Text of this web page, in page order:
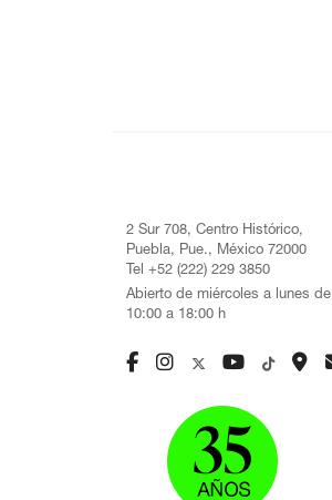
2 Sur 708, Centro Histórico,
Puebla, Pue., México 72000
Tel +52 (222) 229 3850
Abierto de miércoles a lunes de
10:00 a 18:00 h